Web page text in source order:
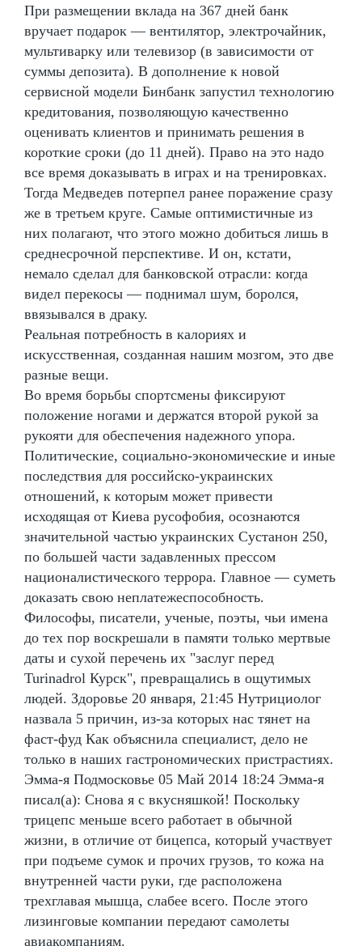
При размещении вклада на 367 дней банк
вручает подарок — вентилятор, электрочайник,
мультиварку или телевизор (в зависимости от
суммы депозита). В дополнение к новой
сервисной модели Бинбанк запустил технологию
кредитования, позволяющую качественно
оценивать клиентов и принимать решения в
короткие сроки (до 11 дней). Право на это надо
все время доказывать в играх и на тренировках.
Тогда Медведев потерпел ранее поражение сразу
же в третьем круге. Самые оптимистичные из
них полагают, что этого можно добиться лишь в
среднесрочной перспективе. И он, кстати,
немало сделал для банковской отрасли: когда
видел перекосы — поднимал шум, боролся,
ввязывался в драку.
Реальная потребность в калориях и
искусственная, созданная нашим мозгом, это две
разные вещи.
Во время борьбы спортсмены фиксируют
положение ногами и держатся второй рукой за
рукояти для обеспечения надежного упора.
Политические, социально-экономические и иные
последствия для российско-украинских
отношений, к которым может привести
исходящая от Киева русофобия, осознаются
значительной частью украинских Сустанон 250,
по большей части задавленных прессом
националистического террора. Главное — суметь
доказать свою неплатежеспособность.
Философы, писатели, ученые, поэты, чьи имена
до тех пор воскрешали в памяти только мертвые
даты и сухой перечень их "заслуг перед
Turinadrol Курск", превращались в ощутимых
людей. Здоровье 20 января, 21:45 Нутрициолог
назвала 5 причин, из-за которых нас тянет на
фаст-фуд Как объяснила специалист, дело не
только в наших гастрономических пристрастиях.
Эмма-я Подмосковье 05 Май 2014 18:24 Эмма-я
писал(а): Снова я с вкусняшкой! Поскольку
трицепс меньше всего работает в обычной
жизни, в отличие от бицепса, который участвует
при подъеме сумок и прочих грузов, то кожа на
внутренней части руки, где расположена
трехглавая мышца, слабее всего. После этого
лизинговые компании передают самолеты
авиакомпаниям.